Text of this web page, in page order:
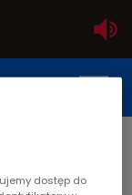
dostęp do